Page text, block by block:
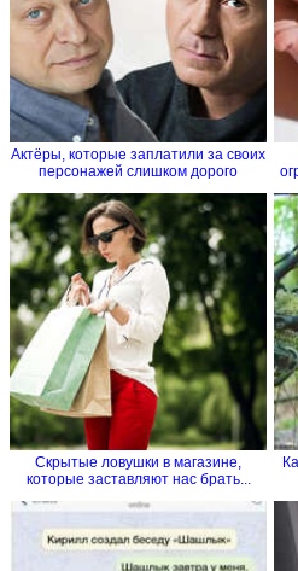
Актёры, которые заплатили за своих
персонажей слишком дорого
Скрытые ловушки в магазине,
которые заставляют нас брать...